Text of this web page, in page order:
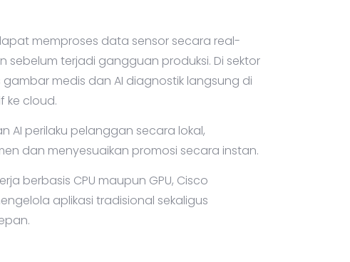
memproses data sensor secara real-
sebelum terjadi gangguan produksi. Di sektor
medis dan AI diagnostik langsung di
ke cloud.
AI perilaku pelanggan secara lokal,
dan menyesuaikan promosi secara instan.
berbasis CPU maupun GPU, Cisco
aplikasi tradisional sekaligus